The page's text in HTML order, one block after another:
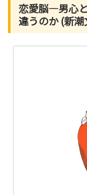
恋愛脳―男心
違うのか (新潮